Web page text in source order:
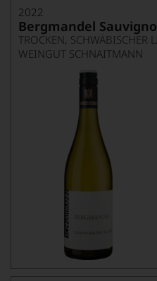
2022
Bergmandel
TROCKEN, SCHWÄBISCHER
WEINGUT SCHNAITMANN